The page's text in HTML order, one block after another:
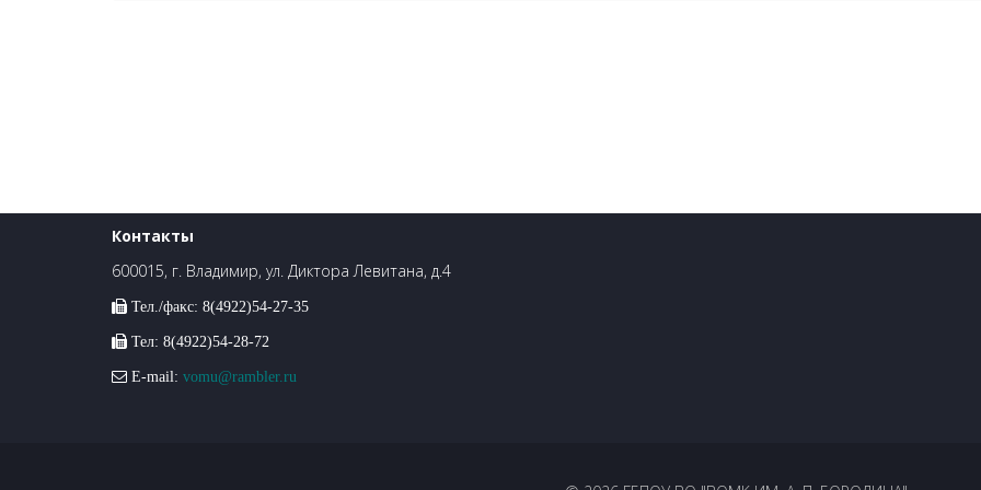
Контакты
600015, г. Владимир, ул. Диктора Левитана, д.4
Тел./факс: 8(4922)54-27-35
Тел: 8(4922)54-28-72
E-mail: vomu@rambler.ru